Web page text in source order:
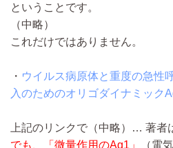
ということです。
（中略）
これだけではありません。
・ ウイルス病原体と重度の急性
入のためのオリゴダイナミック
上記のリンクで （中略）… 著者
でも、「微量作用のAg1」
（電